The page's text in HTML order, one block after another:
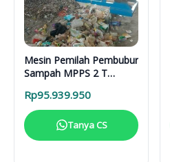
Mesin Pemilah Pembubur
Sampah MPPS 2 T
Rp95.939.950
Tanya CS